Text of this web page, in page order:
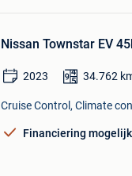
Nissan Townstar EV
2023 34.762
Cruise Control, Climate
Financiering mogelijk